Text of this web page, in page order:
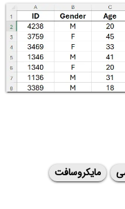
مایکروسافت